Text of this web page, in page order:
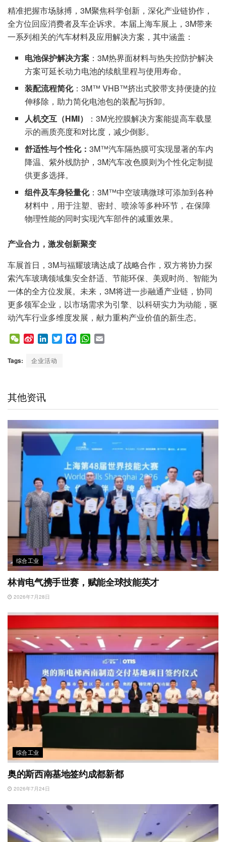
精准把握市场脉搏，3M聚焦科学创新，深化产业链协作，
全方位回应消费者及车企诉求。本届上海车展上，3M带来
一系列相关的汽车材料及应用解决方案，其中涵盖：
电池保护解决方案 ：3M热界面材料与热失控防护解决
方案可延长动力电池的续航里程与使用寿命。
装配流程简化：3M™ VHB™挤出式胶带支持便捷的拉
伸移除，助力简化电池包的装配与拆卸。
人机交互（HMI）
：3M光控膜解决方案能提高车载显
示的画质亮度和对比度，减少倒影。
舒适性与个性化：3M™汽车隔热膜可实现显著的车内
降温、紫外线防护，3M汽车改色膜则为个性化定制提
供更多选择。
组件及车身轻量化：3M™中空玻璃微球可添加到各种
材料中，用于注塑、密封、喷涂等多种环节，在保障
物理性能的同时实现汽车部件的减重效果。
产业合力，激发创新聚变
车展首日，3M与福耀玻璃达成了战略合作，双方将协力探
索汽车玻璃领域集安全舒适、节能环保、美观时尚、智能为
一体的全方位发展。未来，3M将进一步融通产业链，协同
更多领军企业，以市场需求为引擎、以科研实力为动能，驱
动汽车行业多维度发展，献力重构产业价值的新生态。
W
C
S
n
i
o
L
n
T
F
W
Tags: 企业活动
其他资讯
综合工业
林肯电气携手世赛，赋能全球技能英才
2026年7月28日
综合工业
奥的斯西南基地签约成都新都
2026年7月24日